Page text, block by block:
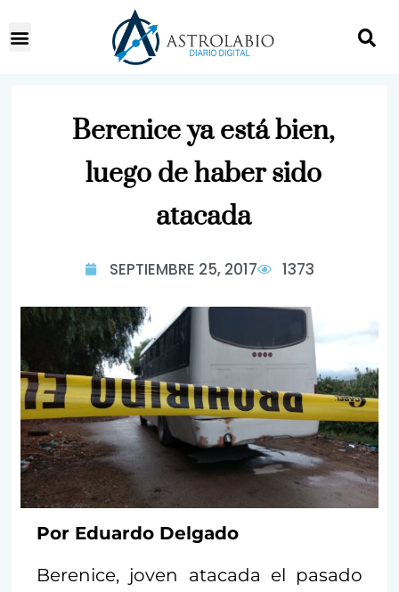
Berenice ya está bien,
luego de haber sido
atacada
SEPTIEMBRE 25, 2017 1373
Por Eduardo Delgado
Berenice, joven atacada el pasado